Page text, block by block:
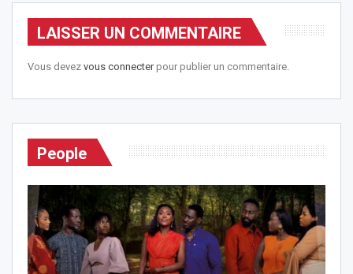
LAISSER UN COMMENTAIRE
Vous devez vous connecterpour publier un commentaire.
People